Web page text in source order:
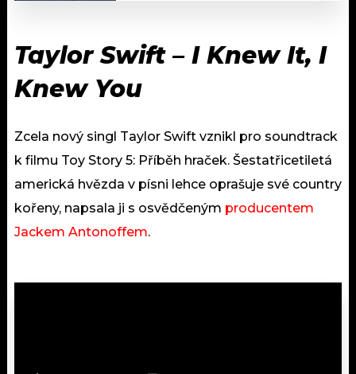
Taylor Swift – I Knew It, I
Knew You
Zcela nový singl Taylor Swift vznikl pro soundtrack
k filmu Toy Story 5: Příběh hraček. Šestatřicetiletá
americká hvězda v písni lehce oprašuje své country
kořeny, napsala ji s osvědčeným producentem
Jackem Antonoffem.